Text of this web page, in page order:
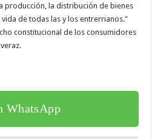
producción, la distribución de bienes
de todas las y los entrerrianos."
constitucional de los consumidores
WhatsApp